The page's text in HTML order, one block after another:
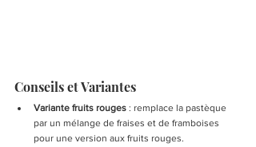
Conseils et Variantes
Variante fruits rouges : remplace la pastèque
par un mélange de fraises et de framboises
pour une version aux fruits rouges.